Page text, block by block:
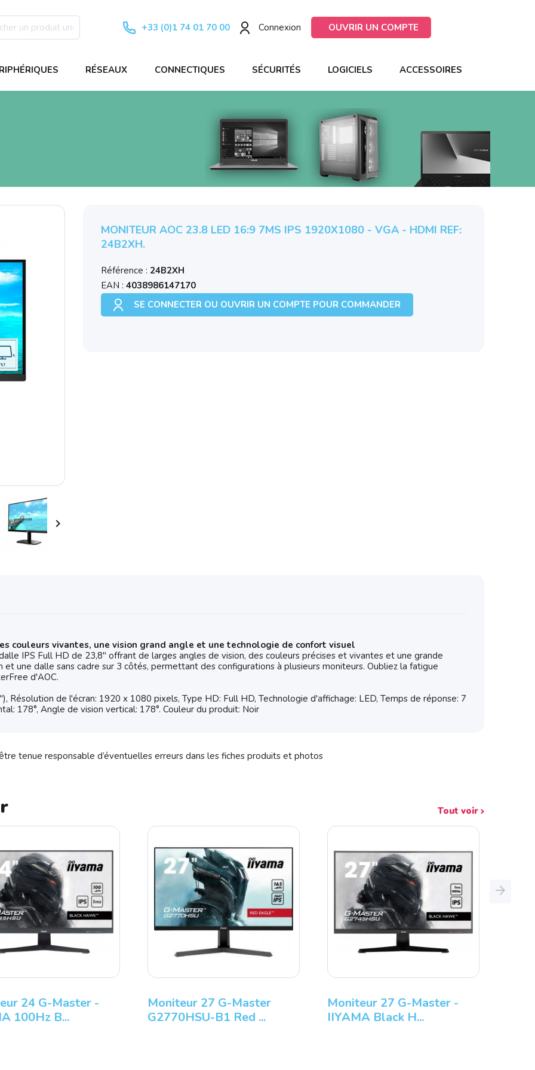
+33 (0)1 74 01 70 00 Connexion OUVRIR UN COMPTE
RÉSEAUX CONNECTIQUES SÉCURITÉS LOGICIELS ACCESSOIRES

MONITEUR AOC 23.8 LED 16:9 7MS IPS 1920X1080 - VGA - HDMI REF:
24B2XH.
Référence : 24B2XH
EAN : 4038986147170
SE CONNECTER OU OUVRIR UN COMPTE POUR COMMANDER
couleurs vivantes, une vision grand angle et une technologie de confort visuel
IPS Full HD de 23,8" offrant de larges angles de vision, des couleurs précises et vivantes et une grande
une dalle sans cadre sur 3 côtés, permettant des configurations à plusieurs moniteurs. Oubliez la fatigue
d'AOC.
Résolution de l'écran: 1920 x 1080 pixels, Type HD: Full HD, Technologie d'affichage: LED, Temps de réponse: 7
178°, Angle de vision vertical: 178°. Couleur du produit: Noir
tenue responsable d’éventuelles erreurs dans les fiches produits et photos
Tout voir
24 G-Master -
100Hz B...
Moniteur 27 G-Master
G2770HSU-B1 Red ...
Moniteur 27 G-Master -
IIYAMA Black H...
Next